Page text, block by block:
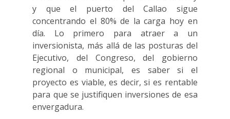
y que el puerto del Callao sigue
concentrando el 80% de la carga hoy en
día. Lo primero para atraer a un
inversionista, más allá de las posturas del
Ejecutivo, del Congreso, del gobierno
regional o municipal, es saber si el
proyecto es viable, es decir, si es rentable
para que se justifiquen inversiones de esa
envergadura.